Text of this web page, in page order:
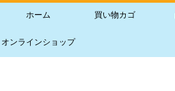
ホーム 買い物カゴ
オンラインショップ